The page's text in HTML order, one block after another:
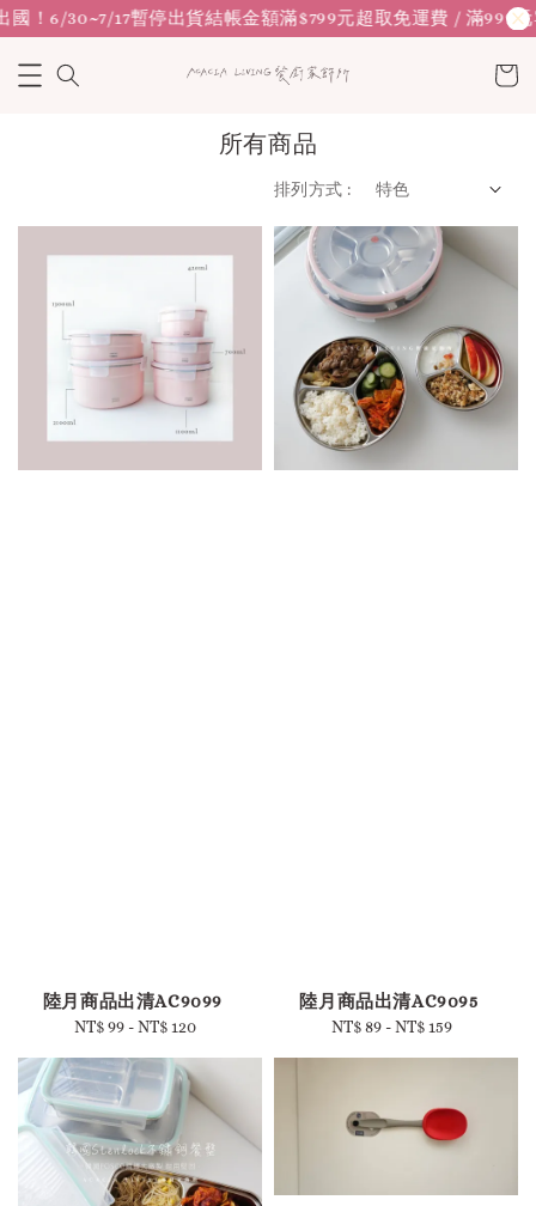
30~7/17暫停出貨結帳金額滿$799元超取免運費 / 滿999元宅配
所有商品
排列方式 :
陸月商品出清AC9099
Regular
NT$ 99 -NT$ 120
陸月商品出清AC9095
Regular
NT$ 89-NT$ 159